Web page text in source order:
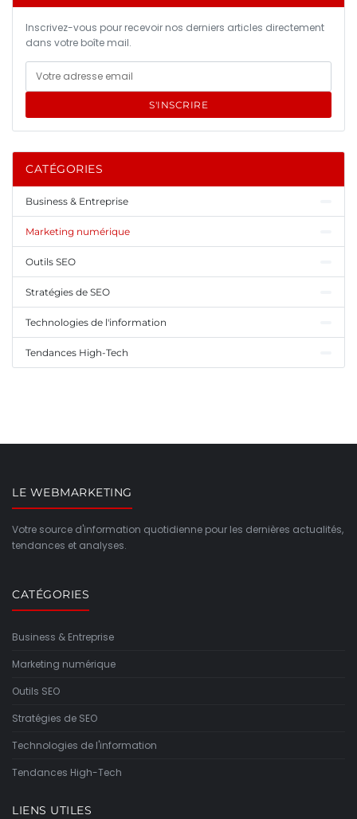
Inscrivez-vous pour recevoir nos derniers articles directement
dans votre boîte mail.
S'INSCRIRE
CATÉGORIES
Business & Entreprise
Marketing numérique
Outils SEO
Stratégies de SEO
Technologies de l'information
Tendances High-Tech
LE WEBMARKETING
Votre source d'information quotidienne pour les dernières actualités,
tendances et analyses.
CATÉGORIES
Business & Entreprise
Marketing numérique
Outils SEO
Stratégies de SEO
Technologies de l'information
Tendances High-Tech
LIENS UTILES